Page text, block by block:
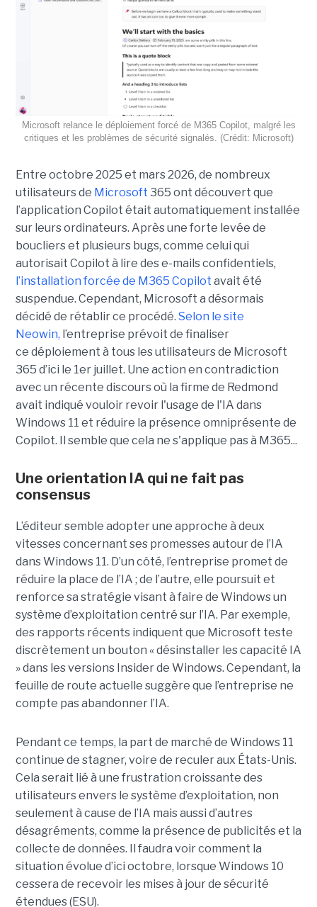
Microsoft relance le déploiement forcé de M365 Copilot, malgré les
critiques et les problèmes de sécurité signalés. (Crédit: Microsoft)
Entre octobre 2025 et mars 2026, de nombreux
utilisateurs de Microsoft 365 ont découvert que
l’application Copilot était automatiquement installée
sur leurs ordinateurs. Après une forte levée de
boucliers et plusieurs bugs, comme celui qui
autorisait Copilot à lire des e-mails confidentiels,
l’installation forcée de M365 Copilot avait été
suspendue. Cependant, Microsoft a désormais
décidé de rétablir ce procédé. Selon le site
Neowin, l’entreprise prévoit de finaliser
ce déploiement à tous les utilisateurs de Microsoft
365 d’ici le 1er juillet. Une action en contradiction
avec un récente discours où la firme de Redmond
avait indiqué vouloir revoir l'usage de l'IA dans
Windows 11 et réduire la présence omniprésente de
Copilot. Il semble que cela ne s'applique pas à M365...
Une orientation IA qui ne fait pas
consensus
L’éditeur semble adopter une approche à deux
vitesses concernant ses promesses autour de l’IA
dans Windows 11. D’un côté, l’entreprise promet de
réduire la place de l’IA ; de l’autre, elle poursuit et
renforce sa stratégie visant à faire de Windows un
système d’exploitation centré sur l’IA. Par exemple,
des rapports récents indiquent que Microsoft teste
discrètement un bouton « désinstaller les capacité IA
» dans les versions Insider de Windows. Cependant, la
feuille de route actuelle suggère que l’entreprise ne
compte pas abandonner l’IA.
Pendant ce temps, la part de marché de Windows 11
continue de stagner, voire de reculer aux États-Unis.
Cela serait lié à une frustration croissante des
utilisateurs envers le système d’exploitation, non
seulement à cause de l’IA mais aussi d’autres
désagréments, comme la présence de publicités et la
collecte de données. Il faudra voir comment la
situation évolue d’ici octobre, lorsque Windows 10
cessera de recevoir les mises à jour de sécurité
étendues (ESU).